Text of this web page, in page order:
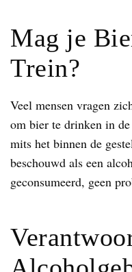
Mag je
Trein?
Veel mensen vragen
om bier te drinken in
mits het binnen de
beschouwd als een
geconsumeerd, geen